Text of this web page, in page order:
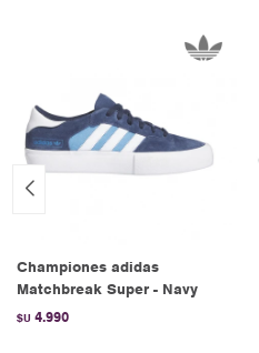
Championes adidas
Matchbreak Super - Navy
$U 4.990